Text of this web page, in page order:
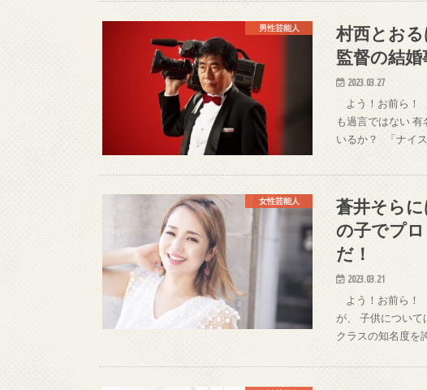
男性芸能人
村西とお
監督の結婚
2023.03.27
よう！お前ら！
も過言ではない
いるか？ 「ナイ
女性芸能人
蒼井そら
の子でプ
だ！
2023.03.21
よう！お前ら！
が、 子供につい
クラスの知名度を